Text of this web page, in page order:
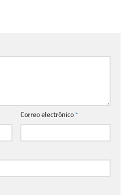
Correo electrónico*